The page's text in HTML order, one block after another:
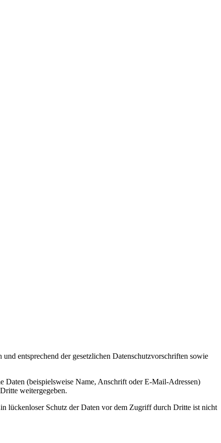
entsprechend der gesetzlichen Datenschutzvorschriften sowie
Daten (beispielsweise Name, Anschrift oder E-Mail-Adressen)
weitergegeben.
lückenloser Schutz der Daten vor dem Zugriff durch Dritte ist nicht